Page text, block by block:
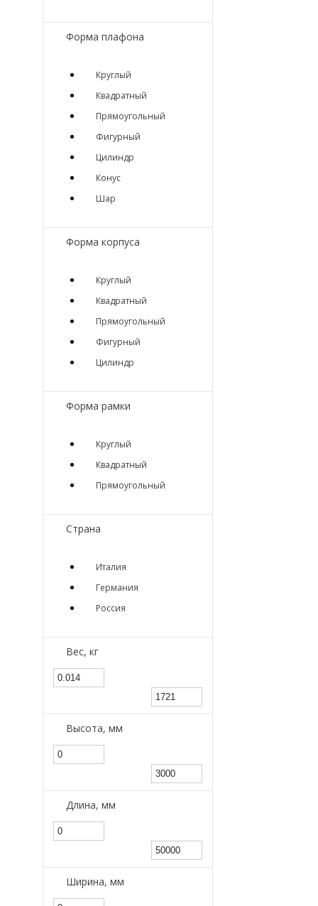
Форма плафона
Круглый
Квадратный
Прямоугольный
Фигурный
Цилиндр
Конус
Шар
Форма корпуса
Круглый
Квадратный
Прямоугольный
Фигурный
Цилиндр
Форма рамки
Круглый
Квадратный
Прямоугольный
Страна
Италия
Германия
Россия
Вес, кг
Высота, мм
Длина, мм
Ширина, мм